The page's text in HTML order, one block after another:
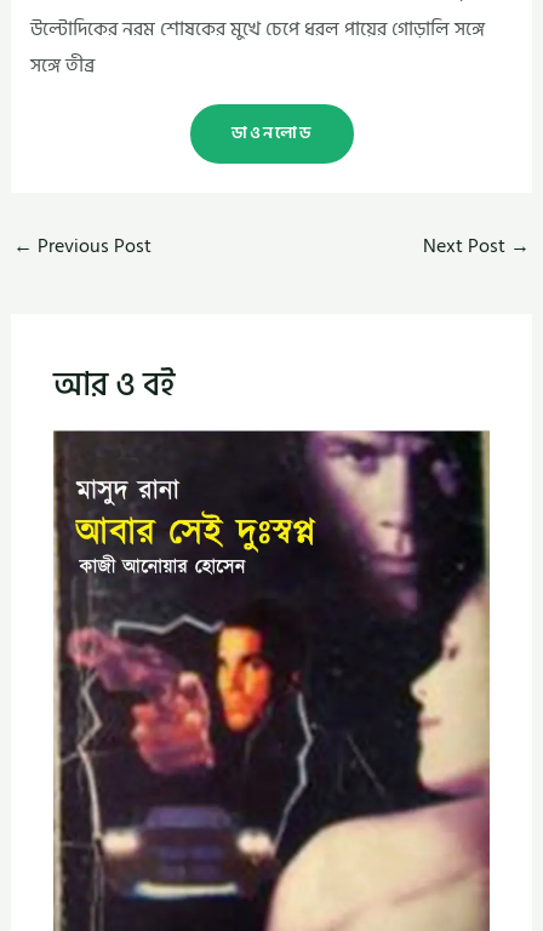
উল্টোদিকের নরম শোষকের মুখে চেপে ধরল পায়ের গোড়ালি সঙ্গে
সঙ্গে তীব্র
ডাওনলোড
← Previous Post Next Post →
আর ও বই